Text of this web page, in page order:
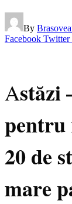
By
Facebook Twitter
Astăzi
pentru
20 de
mare